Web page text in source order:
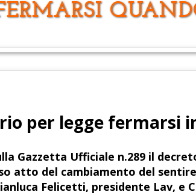
per legge fermarsi
Gazzetta Ufficiale n.289 il
atto del cambiamento del
Felicetti, presidente Lav, e